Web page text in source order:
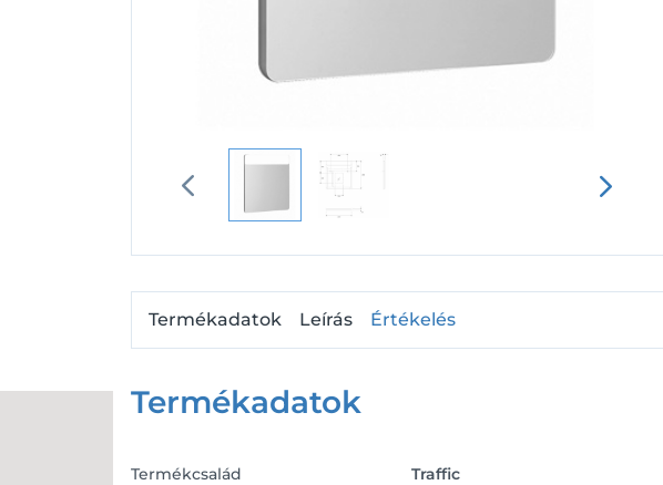
Termékadatok Leírás Értékelés
Termékadatok
Termékcsalád Traffic